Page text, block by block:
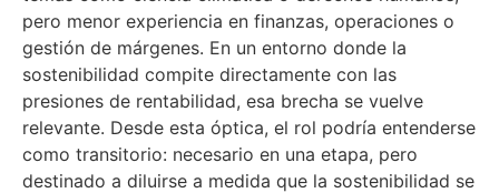
pero menor experiencia en finanzas, operaciones o
gestión de márgenes. En un entorno donde la
sostenibilidad compite directamente con las
presiones de rentabilidad, esa brecha se vuelve
relevante. Desde esta óptica, el rol podría entenderse
como transitorio: necesario en una etapa, pero
destinado a diluirse a medida que la sostenibilidad se